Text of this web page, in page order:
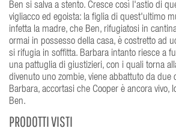
Ben si salva a stento. Cresce così l'astio di
vigliacco ed egoista: la figlia di quest'ultimo
infetta la madre, che Ben, rifugiatosi in
ormai in possesso della casa, è costretto ad
si rifugia in soffitta. Barbara intanto riesce a
una pattuglia di giustizieri, con i quali torna
divenuto uno zombie, viene abbattuto da due
Barbara, accortasi che Cooper è ancora vivo,
Ben.
PRODOTTI VISTI